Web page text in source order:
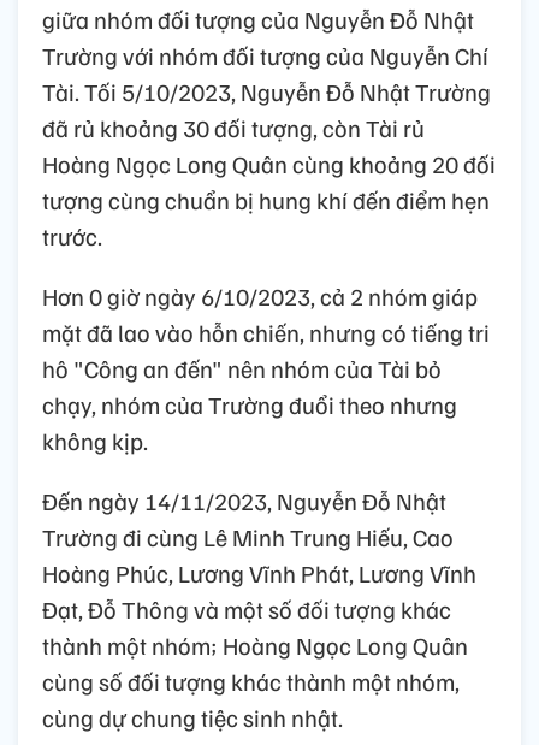
giữa nhóm đối tượng của Nguyễn Đỗ Nhật
Trường với nhóm đối tượng của Nguyễn Chí
Tài. Tối 5/10/2023, Nguyễn Đỗ Nhật Trường
đã rủ khoảng 30 đối tượng, còn Tài rủ
Hoàng Ngọc Long Quân cùng khoảng 20 đối
tượng cùng chuẩn bị hung khí đến điểm hẹn
trước.
Hơn 0 giờ ngày 6/10/2023, cả 2 nhóm giáp
mặt đã lao vào hỗn chiến, nhưng có tiếng tri
hô "Công an đến" nên nhóm của Tài bỏ
chạy, nhóm của Trường đuổi theo nhưng
không kịp.
Đến ngày 14/11/2023, Nguyễn Đỗ Nhật
Trường đi cùng Lê Minh Trung Hiếu, Cao
Hoàng Phúc, Lương Vĩnh Phát, Lương Vĩnh
Đạt, Đỗ Thông và một số đối tượng khác
thành một nhóm; Hoàng Ngọc Long Quân
cùng số đối tượng khác thành một nhóm,
cùng dự chung tiệc sinh nhật.